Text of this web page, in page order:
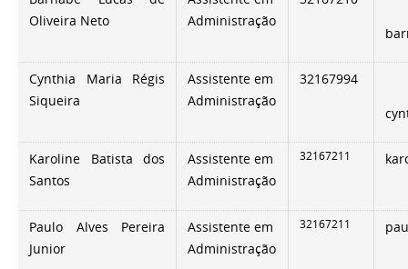
Oliveira Neto
Administração
Cynthia Maria Régis
Siqueira
Assistente em
Administração
32167994
Karoline Batista dos
Santos
Assistente em
Administração
32167211
Paulo Alves Pereira
Junior
Assistente em
Administração
32167211